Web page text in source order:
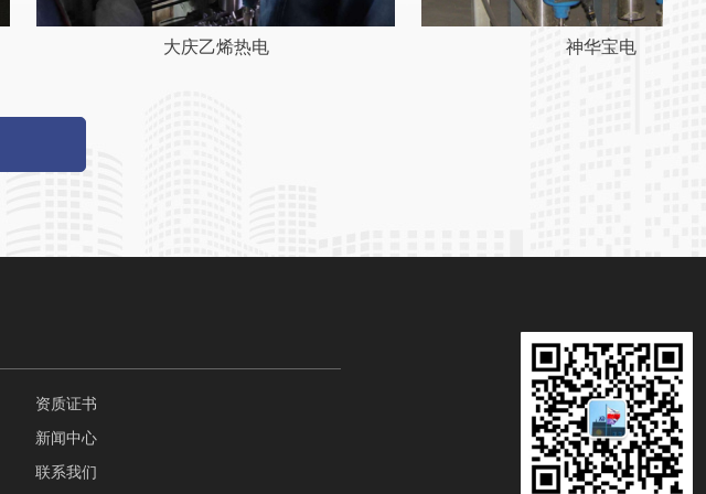
大庆乙烯热电 神华宝电
资质证书
新闻中心
联系我们